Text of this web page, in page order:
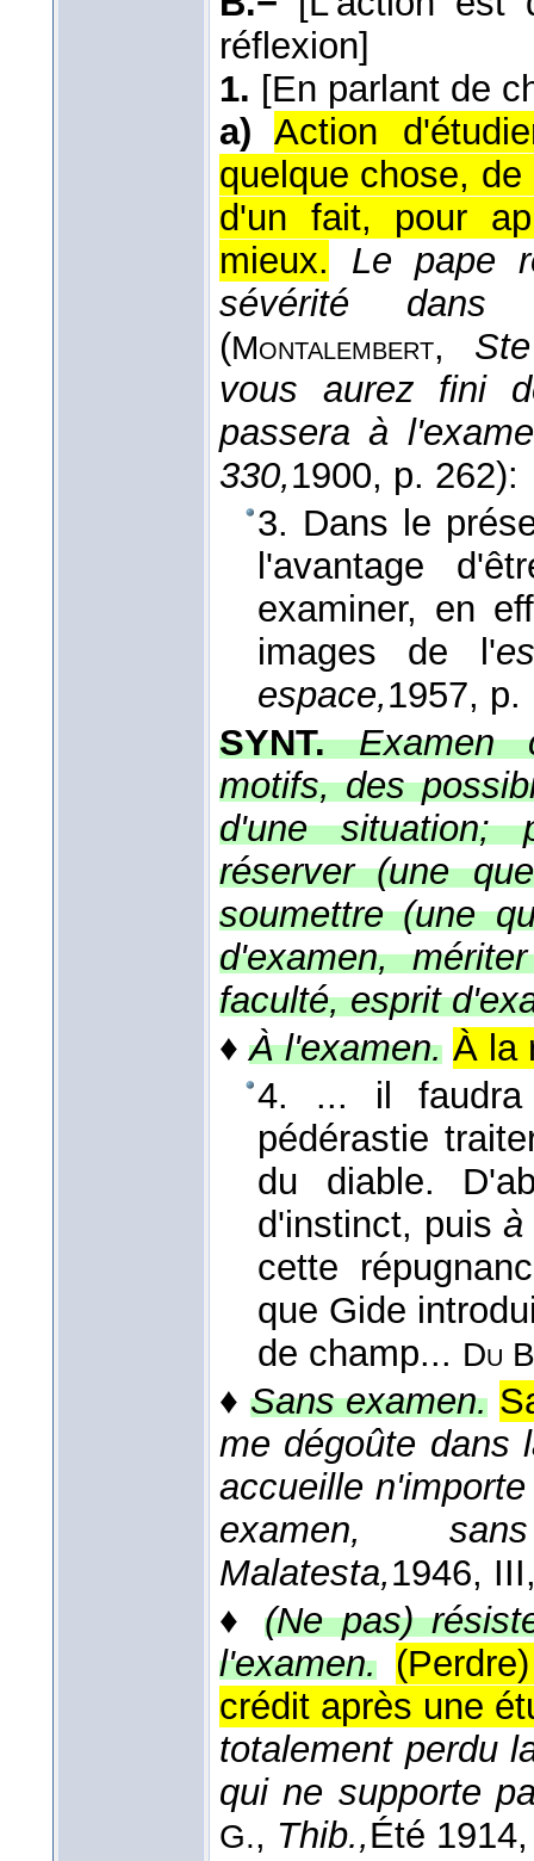
réflexion]
1. [En parlant de
a) Action
quelque chose,
d'un fait, pour
mieux.
Le pape
sévérité
(Montalembert,
vous aurez fini
passera à
330,1900, p. 262):
3. Dans le
l'avantage
examiner, en
images de l'
espace,1957, p.
SYNT.Examen
motifs, des
d'une situation;
réserver (une
soumettre (une
d'examen,
faculté, esprit
♦À l'examen. À la
4. ... il faudra
pédérastie
du diable.
d'instinct, puisà
cette
que Gide
de champ... Du
♦ Sans examen.
me dégoûte dans
accueille
examen,
Malatesta,1946,
♦ (Ne pas)
l'examen.
crédit après une
totalement perdu
qui ne supporte
G., Thib.,Été 1914